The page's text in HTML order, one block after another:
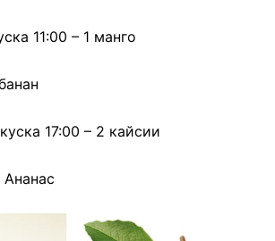
11:00 – 1 манго
17:00 – 2 кайсии